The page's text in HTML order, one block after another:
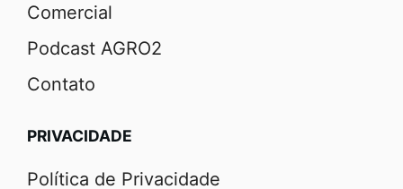
Comercial
Podcast AGRO2
Contato
PRIVACIDADE
Política de Privacidade